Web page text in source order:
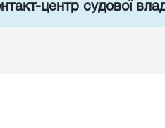
центр судової